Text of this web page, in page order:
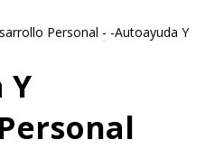
Personal - -Autoayuda Y
Y